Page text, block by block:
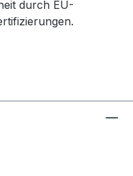
durch EU-